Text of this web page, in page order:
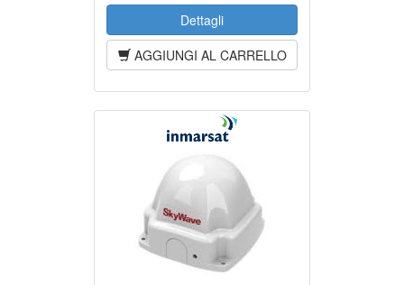
Dettagli
AGGIUNGI AL CARRELLO